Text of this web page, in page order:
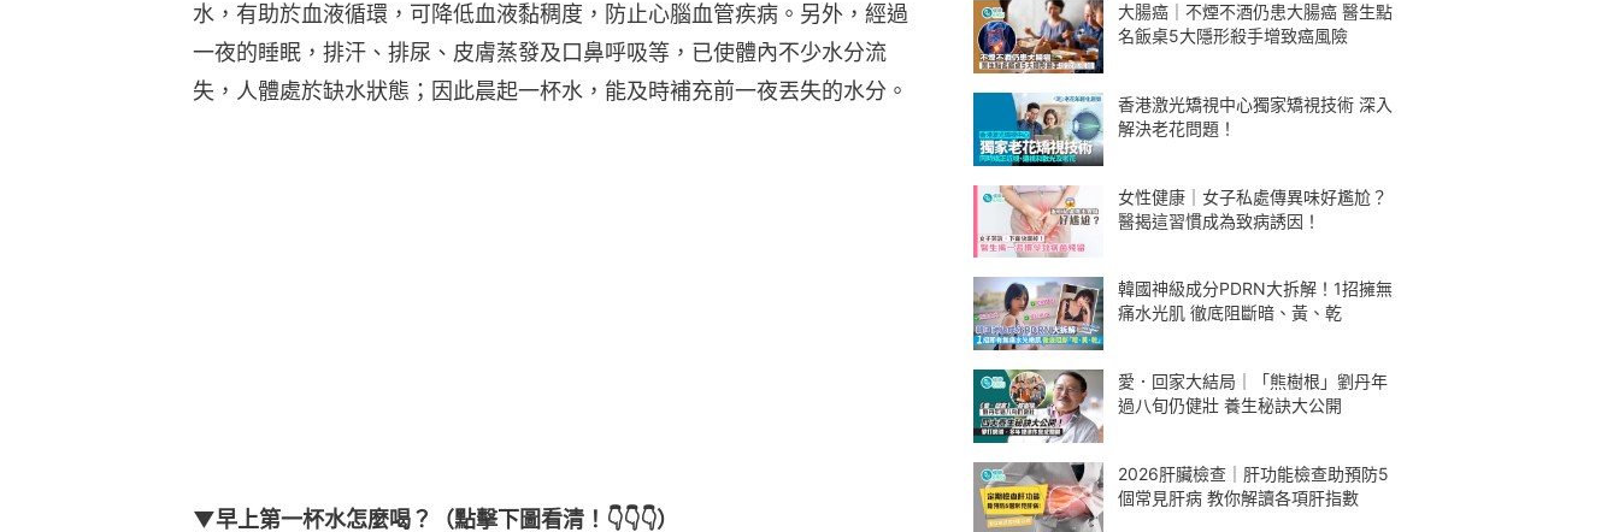
水，有助於血液循環，可降低血液黏稠度，防止心腦血管疾病。另外，經過
一夜的睡眠，排汗、排尿、皮膚蒸發及口鼻呼吸等，已使體內不少水分流
失，人體處於缺水狀態；因此晨起一杯水，能及時補充前一夜丟失的水分。
▼早上第一杯水怎麼喝？（點擊下圖看清！👇👇👇）
大腸癌｜不煙不酒仍患大腸癌 醫生點
名飯桌5大隱形殺手增致癌風險
香港激光矯視中心獨家矯視技術 深入
解決老花問題！
女性健康｜女子私處傳異味好尷尬？
醫揭這習慣成為致病誘因！
韓國神級成分PDRN大拆解！1招擁無
痛水光肌 徹底阻斷暗、黃、乾
愛．回家大結局｜「熊樹根」劉丹年
過八旬仍健壯 養生秘訣大公開
2026肝臟檢查｜肝功能檢查助預防5
個常見肝病 教你解讀各項肝指數